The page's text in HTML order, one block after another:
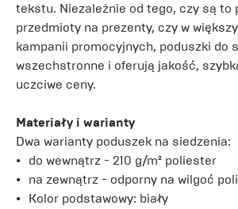
tekstu. Niezależnie od tego, czy są to
przedmioty na prezenty, czy w
kampanii promocyjnych, poduszki do
wszechstronne i oferują jakość,
uczciwe ceny.
Materiały i warianty
Dwa warianty poduszek na siedzenia:
do wewnątrz - 210 g/m² poliester
na zewnątrz - odporny na wilgoć
Kolor podstawowy: biały